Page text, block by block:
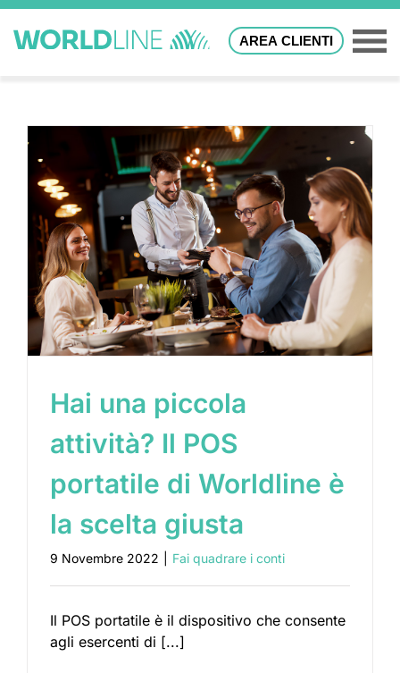
AREA CLIENTI
Hai una piccola
attività? Il POS
portatile di Worldline è
la scelta giusta
9 Novembre 2022 Fai quadrare i conti
Il POS portatile è il dispositivo che consente
agli esercenti di [...]